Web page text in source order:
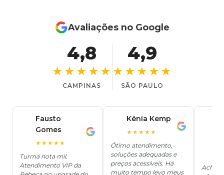
Avaliações no Google
4,8
★★★★★
CAMPINAS
4,9
★★★★★
SÃO PAULO
Fausto
Gomes
★★★★★
Turma nota mil.
Atendimento VIP da
Kênia Kemp
★★★★★
Ótimo atendimento,
soluções adequadas e
preços acessíveis. Há
muito tempo levo meus
Achei